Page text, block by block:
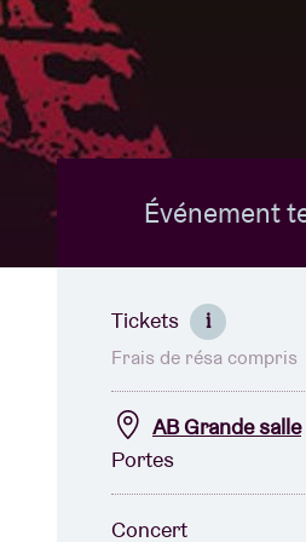
Événement
Tickets i
Frais de résa compris
AB Grande salle
Portes
Concert